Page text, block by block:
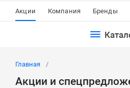
Акции Компания Бренды
Главная
Акции и